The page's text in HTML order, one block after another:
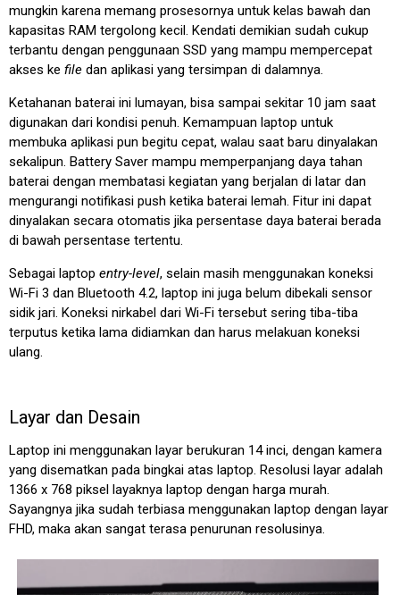
mungkin karena memang prosesornya untuk kelas bawah dan
kapasitas RAM tergolong kecil. Kendati demikian sudah cukup
terbantu dengan penggunaan SSD yang mampu mempercepat
akses ke file dan aplikasi yang tersimpan di dalamnya.
Ketahanan baterai ini lumayan, bisa sampai sekitar 10 jam saat
digunakan dari kondisi penuh. Kemampuan laptop untuk
membuka aplikasi pun begitu cepat, walau saat baru dinyalakan
sekalipun. Battery Saver mampu memperpanjang daya tahan
baterai dengan membatasi kegiatan yang berjalan di latar dan
mengurangi notifikasi push ketika baterai lemah. Fitur ini dapat
dinyalakan secara otomatis jika persentase daya baterai berada
di bawah persentase tertentu.
Sebagai laptop entry-level, selain masih menggunakan koneksi
Wi-Fi 3 dan Bluetooth 4.2, laptop ini juga belum dibekali sensor
sidik jari. Koneksi nirkabel dari Wi-Fi tersebut sering tiba-tiba
terputus ketika lama didiamkan dan harus melakuan koneksi
ulang.
Layar dan Desain
Laptop ini menggunakan layar berukuran 14 inci, dengan kamera
yang disematkan pada bingkai atas laptop. Resolusi layar adalah
1366 x 768 piksel layaknya laptop dengan harga murah.
Sayangnya jika sudah terbiasa menggunakan laptop dengan layar
FHD, maka akan sangat terasa penurunan resolusinya.